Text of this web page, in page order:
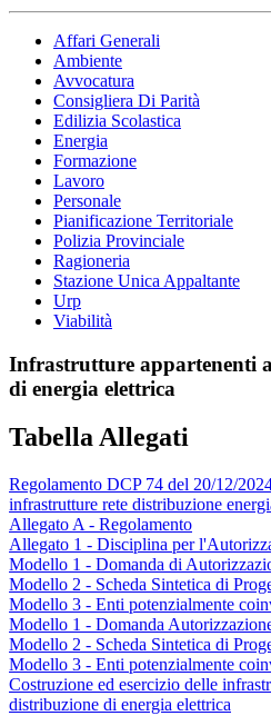
Affari Generali
Ambiente
Avvocatura
Consigliera Di Parità
Edilizia Scolastica
Energia
Formazione
Lavoro
Personale
Pianificazione Territoriale
Polizia Provinciale
Ragioneria
Stazione Unica Appaltante
Urp
Viabilità
Infrastrutture appartenenti
di energia elettrica
Tabella Allegati
Regolamento DCP 74 del 20/12/
infrastrutture rete distribuzione
Allegato A - Regolamento
Allegato 1 - Disciplina per
Modello 1 - Domanda di
Modello 2 - Scheda Sintetica di
Modello 3 - Enti potenzialmente
Modello 1 - Domanda
Modello 2 - Scheda Sintetica di
Modello 3 - Enti potenzialmente
Costruzione ed esercizio delle
distribuzione di energia elettrica